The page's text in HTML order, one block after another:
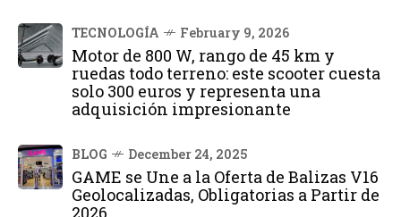
TECNOLOGÍA February 9, 2026
Motor de 800 W, rango de 45 km y
ruedas todo terreno: este scooter cuesta
solo 300 euros y representa una
adquisición impresionante
BLOG December 24, 2025
GAME se Une a la Oferta de Balizas V16
Geolocalizadas, Obligatorias a Partir de
2026